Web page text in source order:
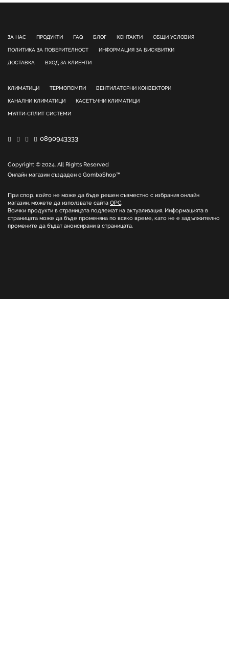
ЗА НАС ПРОДУКТИ FAQ БЛОГ КОНТАКТИ ОБЩИ УСЛОВИЯ
ПОЛИТИКА ЗА ПОВЕРИТЕЛНОСТ ИНФОРМАЦИЯ ЗА БИСКВИТКИ
ДОСТАВКА ВХОД ЗА КЛИЕНТИ
КЛИМАТИЦИ ТЕРМОПОМПИ ВЕНТИЛАТОРНИ КОНВЕКТОРИ
КАНАЛНИ КЛИМАТИЦИ КАСЕТЪЧНИ КЛИМАТИЦИ
МУЛТИ-СПЛИТ СИСТЕМИ
0890943333
Copyright © 2024. All Rights Reserved
Онлайн магазин създаден с GombaShop™
При спор, който не може да бъде решен съвместно с избрания онлайн
магазин, можете да използвате сайта ОРС.
Всички продукти в страницата подлежат на актуализация. Информацията в
страницата може да бъде променяна по всяко време, като не е задължително
промените да бъдат анонсирани в страницата.